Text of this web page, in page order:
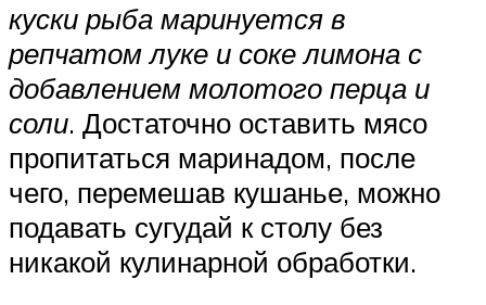
куски рыба маринуется в
репчатом луке и соке лимона с
добавлением молотого перца и
соли. Достаточно оставить мясо
пропитаться маринадом, после
чего, перемешав кушанье, можно
подавать сугудай к столу без
никакой кулинарной обработки.